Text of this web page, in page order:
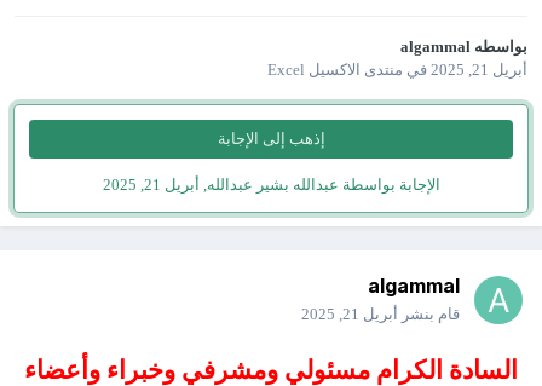
بواسطه algammal
أبريل 21, 2025
في منتدى الاكسيل Excel
إذهب إلى الإجابة
الإجابة بواسطة عبدالله بشير عبدالله,أبريل 21, 2025
algammal
قام بنشر أبريل 21, 2025
السادة الكرام مسئولي ومشرفي وخبراء وأعضاء